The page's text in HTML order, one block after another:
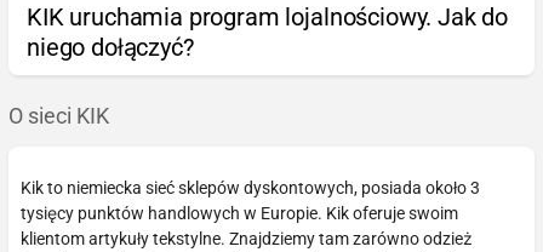
KIK uruchamia program lojalnościowy. Jak do
niego dołączyć?
O sieci KIK
Kik to niemiecka sieć sklepów dyskontowych, posiada około 3
tysięcy punktów handlowych w Europie. Kik oferuje swoim
klientom artykuły tekstylne. Znajdziemy tam zarówno odzież